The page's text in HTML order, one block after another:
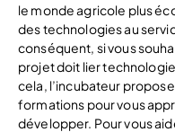
le monde agricole plus
des technologies au
conséquent, si vous
projet doit lier
cela, l’incubateur
formations pour vous
développer. Pour vous